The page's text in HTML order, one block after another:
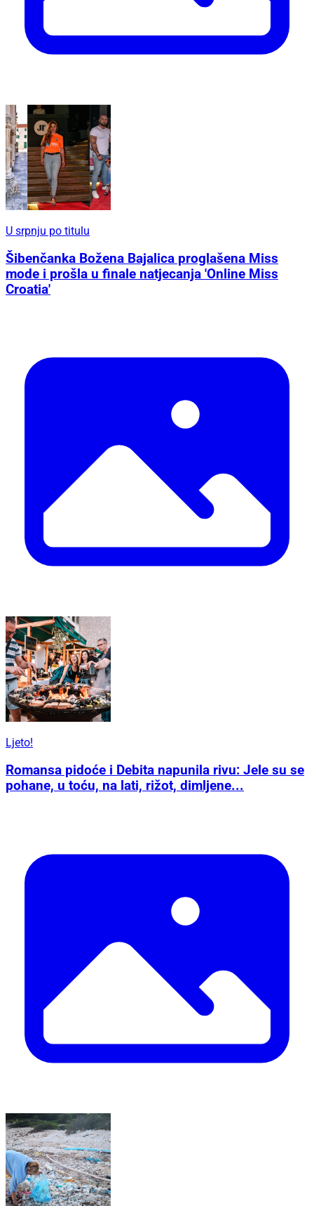
U srpnju po titulu
Šibenčanka Božena Bajalica proglašena Miss
mode i prošla u finale natjecanja 'Online Miss
Croatia'
Ljeto!
Romansa pidoće i Debita napunila rivu: Jele su se
pohane, u toću, na lati, rižot, dimljene...